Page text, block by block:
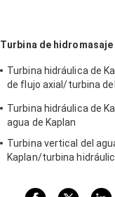
Turbina de hidromasaje
Turbina hidráulica de
de flujo axial/turbina
hidroelectricidad de
Turbina hidráulica de
agua de Kaplan
Turbina vertical del
Kaplan/turbina